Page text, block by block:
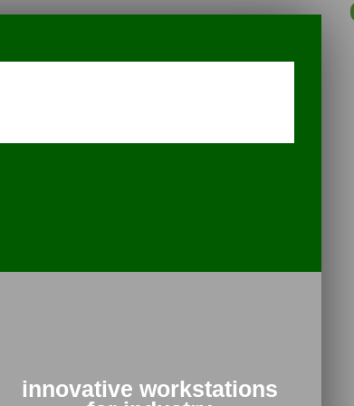
innovative workstations